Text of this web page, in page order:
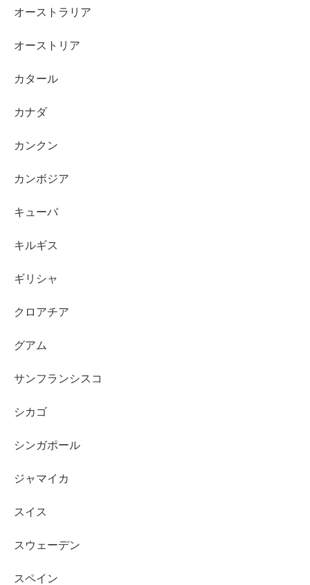
オーストラリア
オーストリア
カタール
カナダ
カンクン
カンボジア
キューバ
キルギス
ギリシャ
クロアチア
グアム
サンフランシスコ
シカゴ
シンガポール
ジャマイカ
スイス
スウェーデン
スペイン